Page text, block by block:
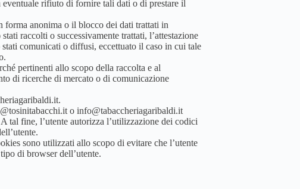
rifiuto di fornire tali dati o di prestare il
forma anonima o il blocco dei dati trattati in
raccolti o successivamente trattati, l’attestazione
comunicati o diffusi, eccettuato il caso in cui tale
pertinenti allo scopo della raccolta e al
di ricerche di mercato o di comunicazione
o info@tabaccheriagaribaldi.it
tal fine, l’utente autorizza l’utilizzazione dei codici
sono utilizzati allo scopo di evitare che l’utente
di browser dell’utente.